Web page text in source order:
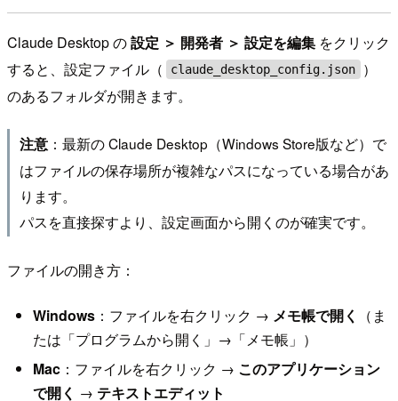
Claude Desktop の設定 ＞ 開発者 ＞ 設定を編集 をクリック
すると、設定ファイル（
claude_desktop_config.json
）
のあるフォルダが開きます。
注意：最新の Claude Desktop（Windows Store版など）で
はファイルの保存場所が複雑なパスになっている場合があ
ります。
パスを直接探すより、設定画面から開くのが確実です。
ファイルの開き方：
Windows：ファイルを右クリック → メモ帳で開く
（ま
たは「プログラムから開く」→「メモ帳」）
Mac：ファイルを右クリック → このアプリケーション
で開く → テキストエディット